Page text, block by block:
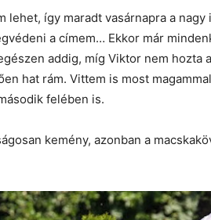
lehet, így maradt vasárnapra a
a címem… Ekkor már
addig, míg Viktor nem hozta
hat rám. Vittem is most
felében is.
kemény, azonban a